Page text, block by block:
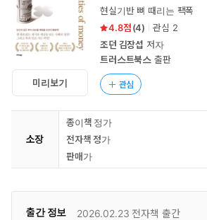
미리보기
현실기반 뼈 때리는 팩폭
4.8
(4) 관심 2
조던 김장섭 저자
트러스트북스 출판
관심
소장
종이책 정가
전자책 정가
판매가
출간 정보 2026.02.23 전자책 출간